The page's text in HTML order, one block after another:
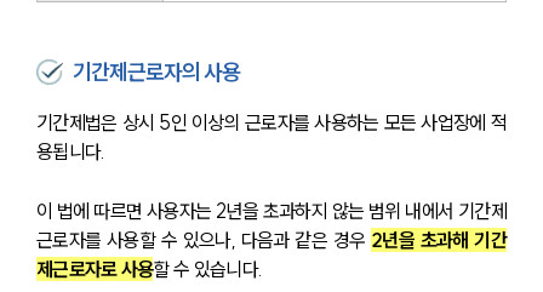
기간제근로자의 사용
기간제법은 상시 5인 이상의 근로자를 사용하는 모든 사업장에 적
용됩니다.
이 법에 따르면 사용자는 2년을 초과하지 않는 범위 내에서 기간제
근로자를 사용할 수 있으나, 다음과 같은 경우 2년을 초과해 기간
제근로자로 사용할 수 있습니다.